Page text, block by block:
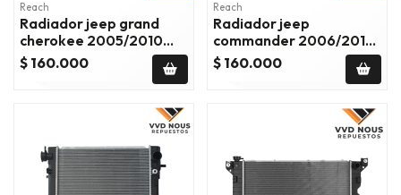
Reach
Radiador jeep grand
cherokee 2005/2010
enf1322
$ 160.000
Reach
Radiador jeep
commander 2006/2010
enf1322
$ 160.000